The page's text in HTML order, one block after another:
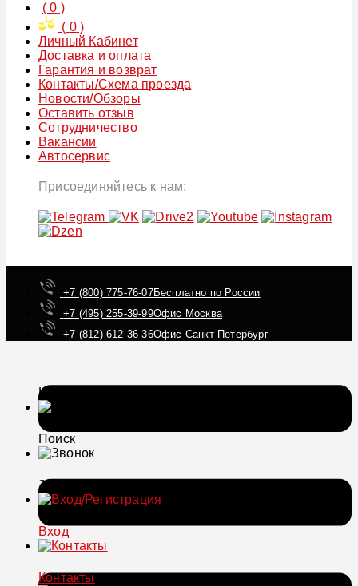
(0 )
( 0)
Личный Кабинет
Доставка и оплата
Гарантия и возврат
Контакты/Схема проезда
Новости/Обзоры
Оставить отзыв
Сотрудничество
Вакансии
Автосервис
Присоединяйтесь к нам:
+7 (800) 775-76-07Бесплатно по России
+7 (495) 255-39-99Офис Москва
+7 (812) 612-36-36Офис Санкт-Петербург
Каталог
Поиск
Звонок
Вход
Контакты